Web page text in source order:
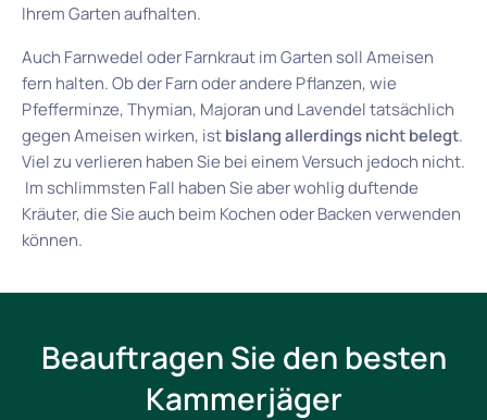
Ihrem Garten aufhalten.
Auch Farnwedel oder Farnkraut im Garten soll Ameisen
fern halten. Ob der Farn oder andere Pflanzen, wie
Pfefferminze, Thymian, Majoran und Lavendel tatsächlich
gegen Ameisen wirken, istbislang allerdings nicht belegt.
Viel zu verlieren haben Sie bei einem Versuch jedoch nicht.
Im schlimmsten Fall haben Sie aber wohlig duftende
Kräuter, die Sie auch beim Kochen oder Backen verwenden
können.
Beauftragen Sie den besten
Kammerjäger